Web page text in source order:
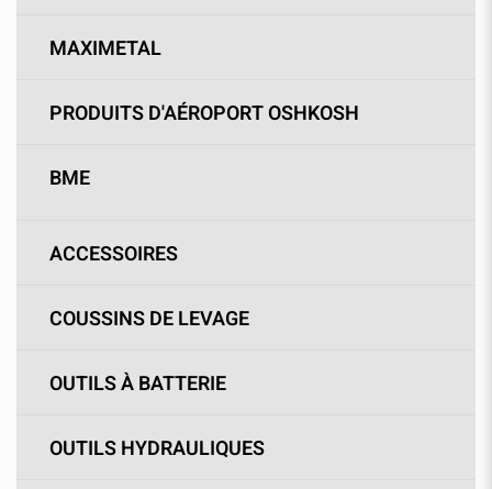
MAXIMETAL
PRODUITS D'AÉROPORT OSHKOSH
BME
ACCESSOIRES
COUSSINS DE LEVAGE
OUTILS À BATTERIE
OUTILS HYDRAULIQUES